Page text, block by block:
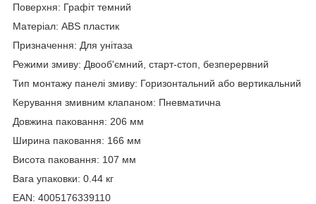
Поверхня: Графіт темний
Матеріал: ABS пластик
Призначення: Для унітаза
Режими змиву: Двооб'ємний, старт-стоп, безперервний
Тип монтажу панелі змиву: Горизонтальний або вертикальний
Керування змивним клапаном: Пневматична
Довжина паковання: 206 мм
Ширина паковання: 166 мм
Висота паковання: 107 мм
Вага упаковки: 0.44 кг
EAN: 4005176339110